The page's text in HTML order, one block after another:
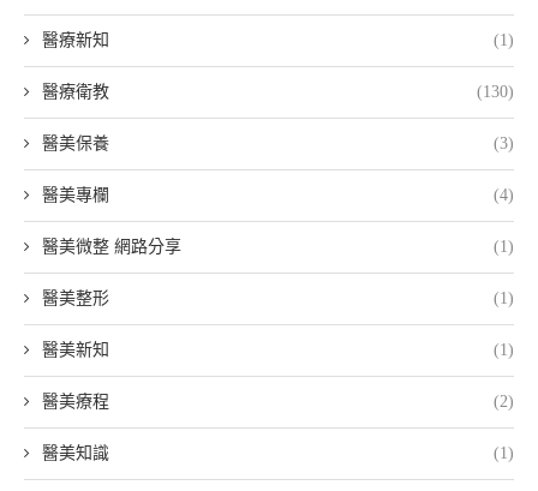
醫療新知 (1)
醫療衛教 (130)
醫美保養 (3)
醫美專欄 (4)
醫美微整 網路分享 (1)
醫美整形 (1)
醫美新知 (1)
醫美療程 (2)
醫美知識 (1)